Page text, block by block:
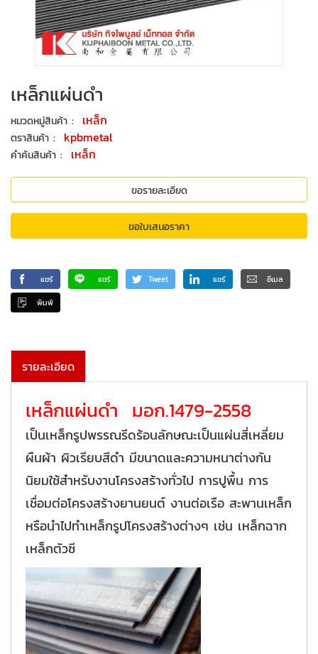
เหล็กแผ่นดำ
หมวดหมู่สินค้า : เหล็ก
ตราสินค้า : kpbmetal
คำค้นสินค้า : เหล็ก
ขอรายละเอียด
ขอใบเสนอราคา
แชร์ แชร์ Tweet แชร์ อีเมล
พิมพ์
รายละเอียด
เหล็กแผ่นดำ มอก.1479-2558
เป็นเหล็กรูปพรรณรีดร้อนลักษณะเป็นแผ่นสี่เหลี่ยม
ผืนผ้า ผิวเรียบสีดำ มีขนาดและความหนาต่างกัน
นิยมใช้สำหรับงานโครงสร้างทั่วไป การปูพื้น การ
เชื่อมต่อโครงสร้างยานยนต์ งานต่อเรือ สะพานเหล็ก
หรือนำไปทำเหล็กรูปโครงสร้างต่างๆ เช่น เหล็กฉาก
เหล็กตัวซี